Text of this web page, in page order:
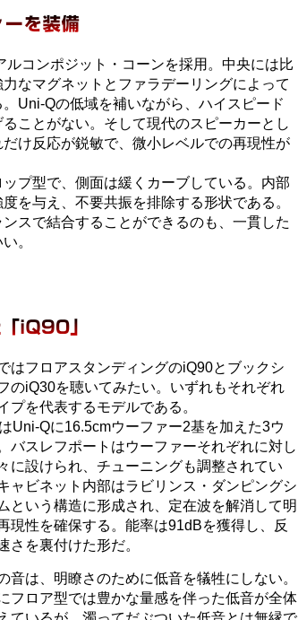
コンポジット・コーンを採用。中央には比
なマグネットとファラデーリングによって
Uni-Qの低域を補いながら、ハイスピード
ことがない。そして現代のスピーカーとし
け反応が鋭敏で、微小レベルでの再現性が
プ型で、側面は緩くカーブしている。内部
を与え、不要共振を排除する形状である。
スで結合することができるのも、一貫した
。
はフロアスタンディングのiQ90とブックシ
のiQ30を聴いてみたい。いずれもそれぞれ
プを代表するモデルである。
Uni-Qに16.5cmウーファー2基を加えた3ウ
バスレフポートはウーファーそれぞれに対し
に設けられ、チューニングも調整されてい
ャビネット内部はラビリンス・ダンピングシ
という構造に形成され、定在波を解消して明
現性を確保する。能率は91dBを獲得し、反
さを裏付けた形だ。
音は、明瞭さのために低音を犠牲にしない。
フロア型では豊かな量感を伴った低音が全体